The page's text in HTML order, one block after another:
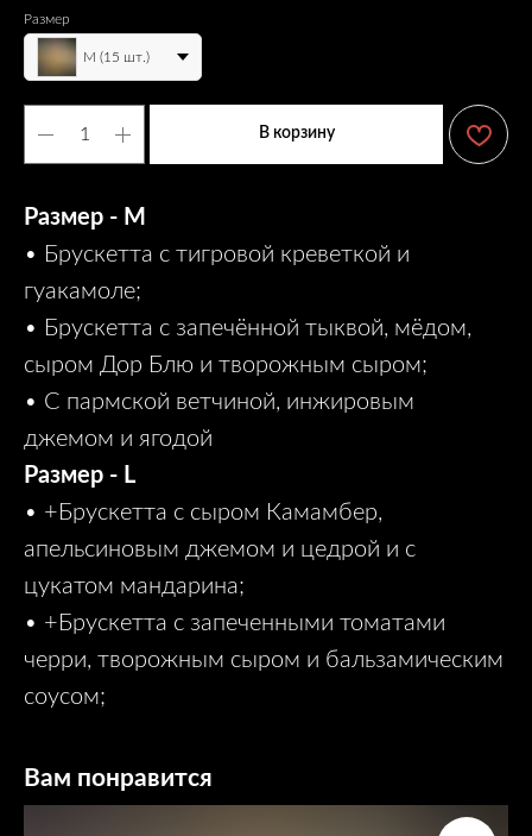
Размер
M (15 шт.)
В корзину
Размер - M
• Брускетта с тигровой креветкой и
гуакамоле;
• Брускетта с запечённой тыквой, мёдом,
сыром Дор Блю и творожным сыром;
• С пармской ветчиной, инжировым
джемом и ягодой
Размер - L
• +Брускетта с сыром Камамбер,
апельсиновым джемом и цедрой и с
цукатом мандарина;
• +Брускетта с запеченными томатами
черри, творожным сыром и бальзамическим
соусом;
Вам понравится